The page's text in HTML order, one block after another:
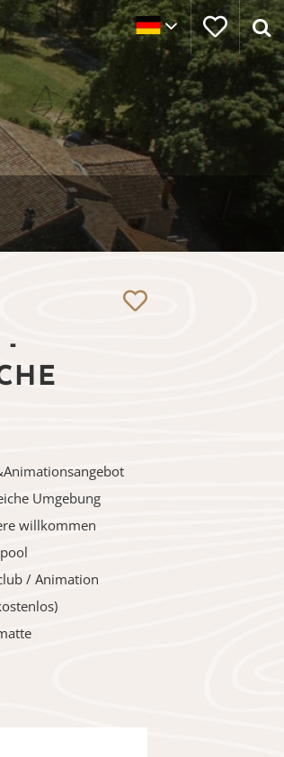
-
Umgebung
willkommen
/ Animation